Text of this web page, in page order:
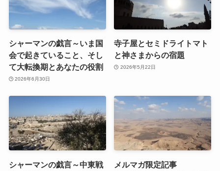
シャーマンの戯言～いま国
会で起きていること、そし
て大転換期とあなたの役割
2026年6月30日
寺子屋とセミドライトマト
と神さまからの宿題
2026年5月22日
シャーマンの戯言～中東戦
メルマガ限定記事